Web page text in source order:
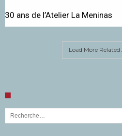
30 ans de l’Atelier La Meninas
Load More Related
Rechercher :